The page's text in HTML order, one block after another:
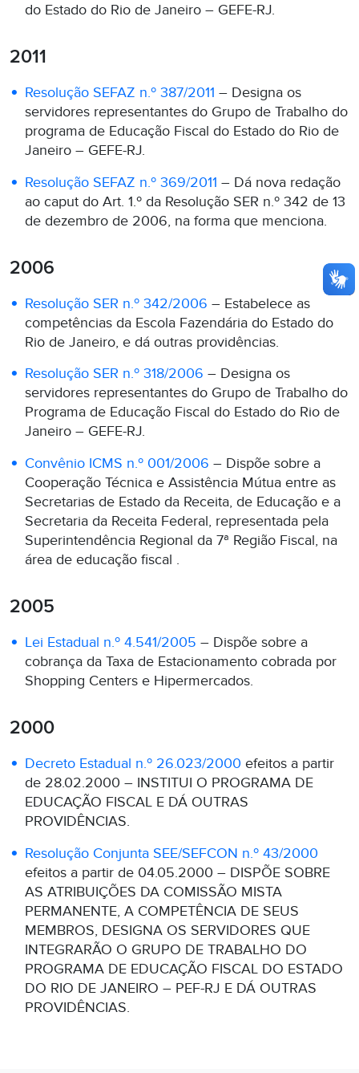
do Estado do Rio de Janeiro – GEFE-RJ.
2011
Resolução SEFAZ n.º 387/2011 – Designa os
servidores representantes do Grupo de Trabalho do
programa de Educação Fiscal do Estado do Rio de
Janeiro – GEFE-RJ.
Resolução SEFAZ n.º 369/2011 – Dá nova redação
ao caput do Art. 1.º da Resolução SER n.º 342 de 13
de dezembro de 2006, na forma que menciona.
2006
Resolução SER n.º 342/2006 – Estabelece as
competências da Escola Fazendária do Estado do
Rio de Janeiro, e dá outras providências.
Resolução SER n.º 318/2006 – Designa os
servidores representantes do Grupo de Trabalho do
Programa de Educação Fiscal do Estado do Rio de
Janeiro – GEFE-RJ.
Convênio ICMS n.º 001/2006 – Dispõe sobre a
Cooperação Técnica e Assistência Mútua entre as
Secretarias de Estado da Receita, de Educação e a
Secretaria da Receita Federal, representada pela
Superintendência Regional da 7ª Região Fiscal, na
área de educação fiscal .
2005
Lei Estadual n.º 4.541/2005 – Dispõe sobre a
cobrança da Taxa de Estacionamento cobrada por
Shopping Centers e Hipermercados.
2000
Decreto Estadual n.º 26.023/2000 efeitos a partir
de 28.02.2000 – INSTITUI O PROGRAMA DE
EDUCAÇÃO FISCAL E DÁ OUTRAS
PROVIDÊNCIAS.
Resolução Conjunta SEE/SEFCON n.º 43/2000
efeitos a partir de 04.05.2000 – DISPÕE SOBRE
AS ATRIBUIÇÕES DA COMISSÃO MISTA
PERMANENTE, A COMPETÊNCIA DE SEUS
MEMBROS, DESIGNA OS SERVIDORES QUE
INTEGRARÃO O GRUPO DE TRABALHO DO
PROGRAMA DE EDUCAÇÃO FISCAL DO ESTADO
DO RIO DE JANEIRO – PEF-RJ E DÁ OUTRAS
PROVIDÊNCIAS.